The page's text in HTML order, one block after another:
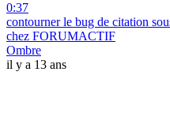
0:37
contourner le bug de citation
chez FORUMACTIF
Ombre
il y a 13 ans